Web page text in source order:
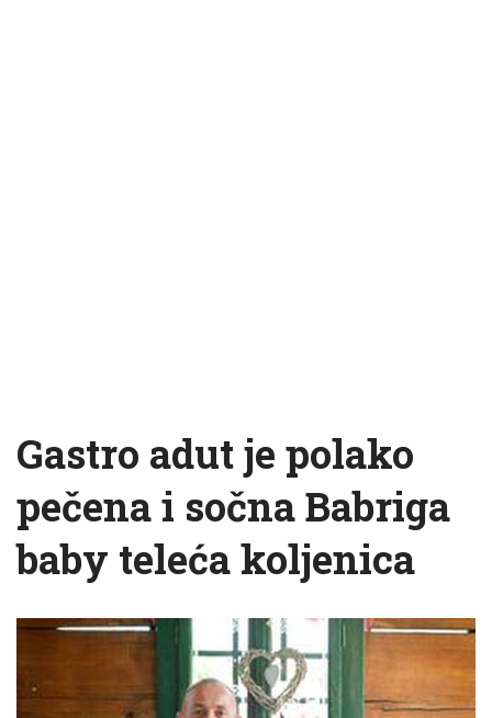
Gastro adut je polako
pečena i sočna Babriga
baby teleća koljenica